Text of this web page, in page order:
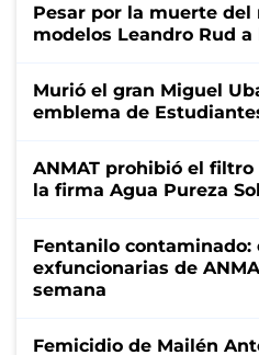
Pesar por la muerte
modelos Leandro Rud a
Murió el gran Miguel
emblema de
ANMAT prohibió el
la firma Agua Pureza
Fentanilo contaminado:
exfuncionarias de
semana
Femicidio de Mailén